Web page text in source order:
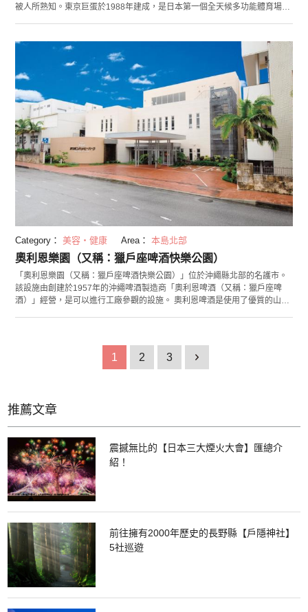
被人所熟知。東京巨蛋於1988年建成，是日本第一個全天候多功能體育場。
有遊樂園、體育設施和酒店等，無論是兒童還是成年人，都可在此盡情遊玩
Category： 美容・健康 Area： 本島北部
奧利恩樂園（又稱：獵戶座啤酒快樂公園）
「奧利恩樂園（又稱：獵戶座啤酒快樂公園）」位於沖繩縣北部的名護市。
該設施由創建於1957年的沖繩啤酒製造商「奧利恩啤酒（又稱：獵戶座啤
酒）」經營，是可以進行工廠參觀的設施。 奧利恩啤酒是使用了優質的山原
內會進行啤酒的試飲體驗。請您放心，這裡特意為駕車的人和未成年人準備
1 2 3 1
推薦文章
震撼無比的【日本三大煙火大會】匯總介
紹！
前往擁有2000年歷史的長野縣【戶隱神社】
5社巡遊